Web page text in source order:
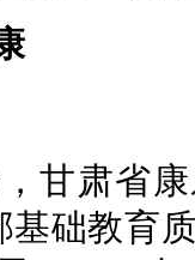
甘肃省
础教育